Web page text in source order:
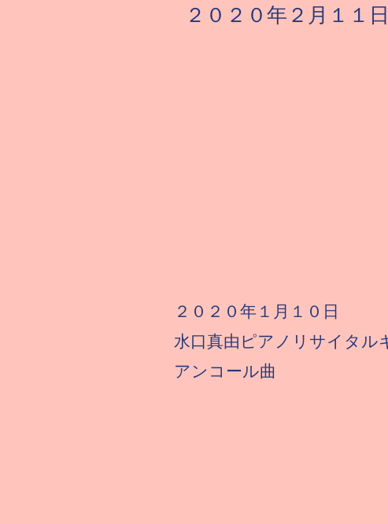
２０２０年２月１１
２０２０年１月１０日
水口真由ピアノリサイタル
​アンコール曲